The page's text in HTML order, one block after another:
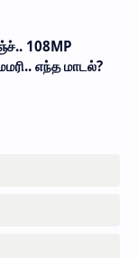
108MP
எந்த மாடல்?